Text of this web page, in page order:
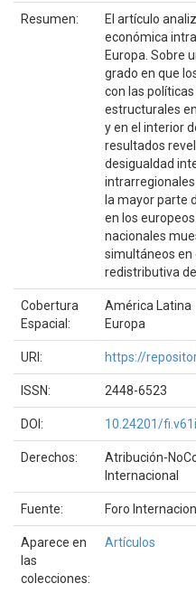
Resumen:
El artículo
económica
Europa. Sobre
grado en que
con las
estructurales
y en el interior
resultados
desigualdad
la mayor parte
en los
nacionales
simultáneos en
redistributiva
Cobertura
Espacial:
América Latina
Europa
URI: https://
ISSN: 2448-6523
DOI: 10.24201/
Derechos:
Atribución-
Internacional
Fuente: Foro
Aparece en
las
colecciones:
Artículos